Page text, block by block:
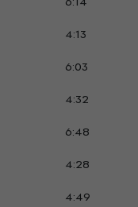
4:13
6:03
4:32
6:48
4:28
4:49